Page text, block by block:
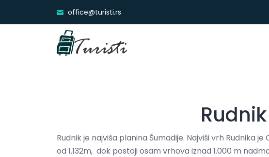
office@turisti.rs
Rudnik
Rudnik je najviša planina Šumadije. Najviši vrh Rudnika
od 1.132m, dok postoji osam vrhova iznad 1.000 m